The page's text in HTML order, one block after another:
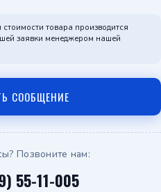
товара производится
заявки менеджером нашей
СООБЩЕНИЕ
Позвоните нам:
55-11-005